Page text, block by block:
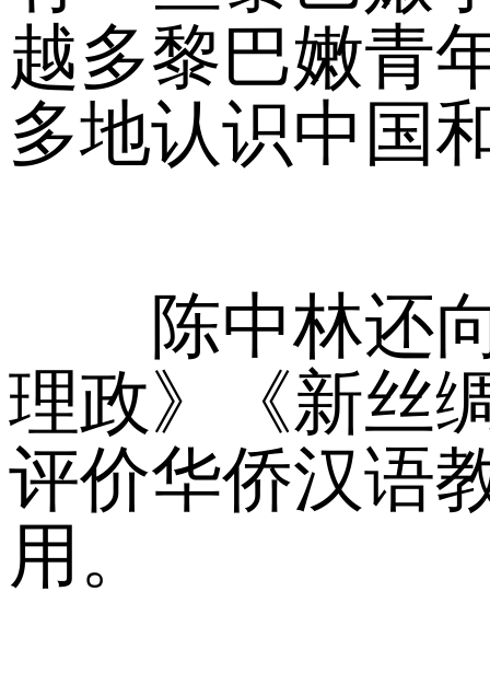
越多黎巴嫩青
多地认识中国
陈中林还向
理政》《新丝
评价华侨汉语
用。